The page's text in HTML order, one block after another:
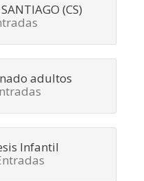
(CS)
adultos
Infantil